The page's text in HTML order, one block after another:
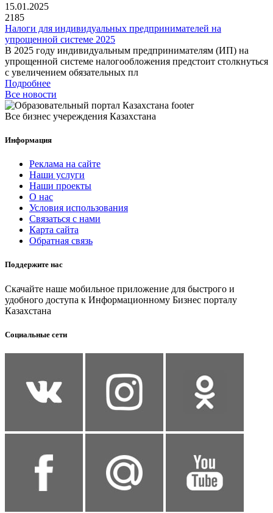
15.01.2025
2185
Налоги для индивидуальных предпринимателей на
упрощенной системе 2025
В 2025 году индивидуальным предпринимателям (ИП) на
упрощенной системе налогообложения предстоит столкнуться
с увеличением обязательных пл
Подробнее
Все новости
Все бизнес учереждения Казахстана
Информация
Реклама на сайте
Наши услуги
Наши проекты
О нас
Условия использования
Связаться с нами
Карта сайта
Обратная связь
Поддержите нас
Скачайте наше мобильное приложение для быстрого и
удобного доступа к Информационному Бизнес порталу
Казахстана
Социальные сети